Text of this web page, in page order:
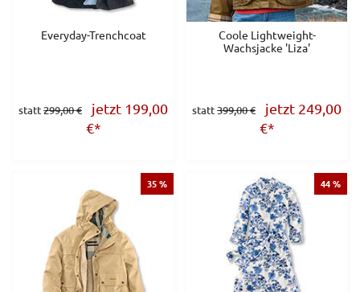
Everyday-Trenchcoat
statt299,00 €
jetzt 199,00
€*
Coole Lightweight-
Wachsjacke 'Liza'
statt399,00 €
jetzt 249,00
€*
35 % 44 %